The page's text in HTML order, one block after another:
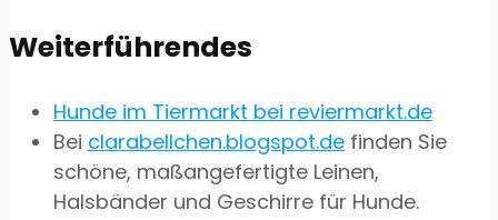
Weiterführendes
Hunde im Tiermarkt bei reviermarkt.de
Bei clarabellchen.blogspot.de finden Sie
schöne, maßangefertigte Leinen,
Halsbänder und Geschirre für Hunde.